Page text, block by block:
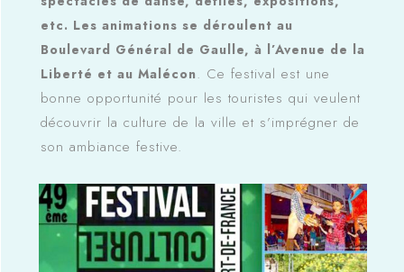
etc. Les animations se déroulent au
Boulevard Général de Gaulle, à l’Avenue de la
Liberté et au Malécon . Ce festival est une
bonne opportunité pour les touristes qui veulent
découvrir la culture de la ville et s’imprégner de
son ambiance festive.